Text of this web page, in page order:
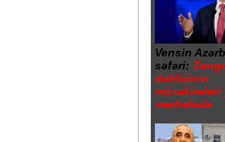
Vensin
səfəri:
dəhlizinin
müzakirələri
mərhələdə